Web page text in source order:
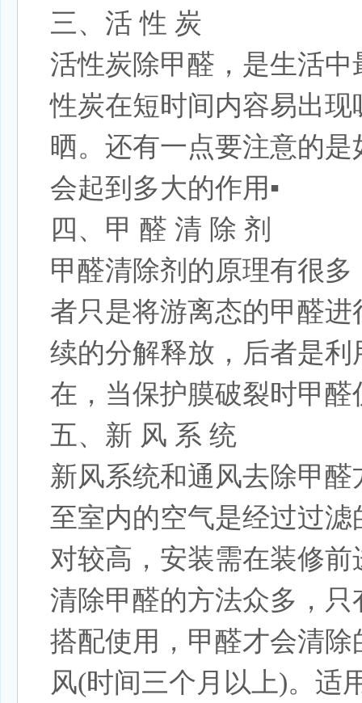
三、活 性 炭
活性炭除甲醛，是生活
性炭在短时间内容易出
晒。还有一点要注意的
会起到多大的作用▪
四、甲 醛 清 除 剂
甲醛清除剂的原理有很
者只是将游离态的甲醛
续的分解释放，后者是
在，当保护膜破裂时甲
五、新 风 系 统
新风系统和通风去除甲
至室内的空气是经过过
对较高，安装需在装修前
清除甲醛的方法众多，
搭配使用，甲醛才会清
风(时间三个月以上)。适